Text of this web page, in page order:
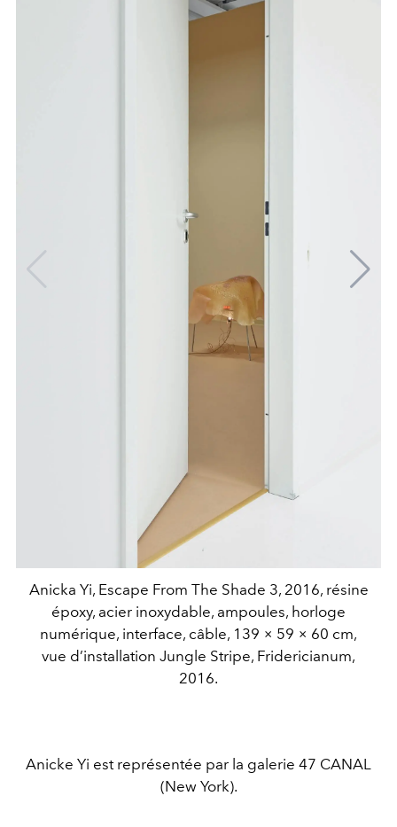
Anicka Yi, Escape From The Shade 3, 2016, résine
époxy, acier inoxydable, ampoules, horloge
numérique, interface, câble, 139 × 59 × 60 cm,
vue d’installation Jungle Stripe, Fridericianum,
2016.
Anicke Yi est représentée par la galerie 47 CANAL
(New York).